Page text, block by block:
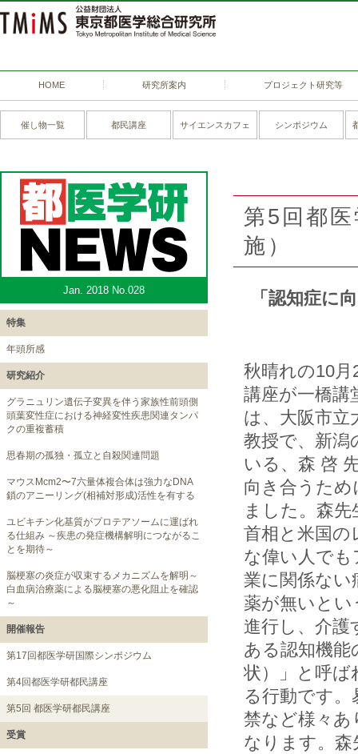
HOME 研究所案内 プロジェクト研究等
催し物一覧 都民講座 サイエンスカフェ シンポジウム
Jan. 2018 No.028
特集
年頭所感
研究紹介
グラニュリン遺伝子変異を伴う家族性前頭側
頭葉変性症における神経変性疾患関連タンパ
クの重複蓄積
思春期の孤独・孤立と自殺関連問題
マウスMcm2〜7六量体複合体は強力なDNA
鎖のアニーリング(相補対形成)活性を有する
ユビキチン化基質がプロテアソームに運ばれ
る仕組み ～疾患の発症機構解明につながるこ
とを期待～
脳梗塞の炎症が収束するメカニズムを解明～
白血病治療薬による脳梗塞の悪化阻止を確認
～
開催報告
第17回都医学研国際シンポジウム
第4回都医学研都民講座
第5回 都医学研都民講座
受賞
第5回都
施）
「認知症に
秋晴れの10月
講座が一橋講
は、大阪市立
教授で、新潟
いる、森 啓
向き合うた
ました。森
首相と米国の
な偉い人で
業に関係ない
薬が無いとい
進行し、介護
ある認知機能
状）」と呼ば
る行動です。
禁など様々あ
なります。